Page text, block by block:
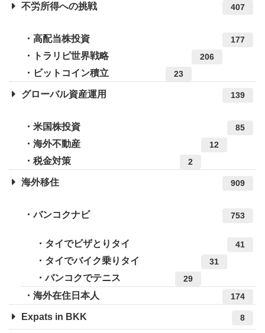
不労所得への挑戦 407
高配当株投資 177
トラリピ世界戦略 206
ビットコイン積立 23
グローバル資産運用 139
米国株投資 85
海外不動産 12
税金対策 2
海外移住 909
バンコクナビ 753
タイでビザとりタイ 41
タイでバイク乗りタイ 31
バンコクでテニス 29
海外在住日本人 174
Expats in BKK 8